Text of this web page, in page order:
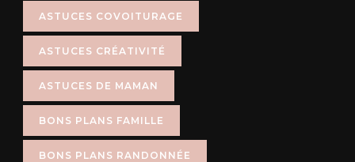
ASTUCES COVOITURAGE
ASTUCES CRÉATIVITÉ
ASTUCES DE MAMAN
BONS PLANS FAMILLE
BONS PLANS RANDONNÉE